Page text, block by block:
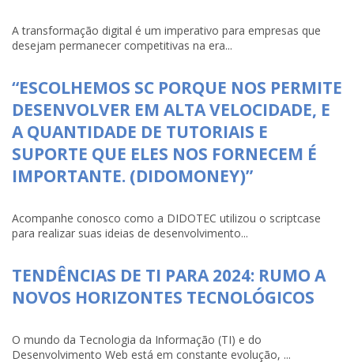
A transformação digital é um imperativo para empresas que
desejam permanecer competitivas na era...
“ESCOLHEMOS SC PORQUE NOS PERMITE
DESENVOLVER EM ALTA VELOCIDADE, E
A QUANTIDADE DE TUTORIAIS E
SUPORTE QUE ELES NOS FORNECEM É
IMPORTANTE. (DIDOMONEY)”
Acompanhe conosco como a DIDOTEC utilizou o scriptcase
para realizar suas ideias de desenvolvimento...
TENDÊNCIAS DE TI PARA 2024: RUMO A
NOVOS HORIZONTES TECNOLÓGICOS
O mundo da Tecnologia da Informação (TI) e do
Desenvolvimento Web está em constante evolução, ...